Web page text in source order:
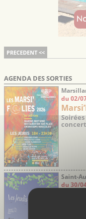
PRECEDENT <<
AGENDA DES SORTIES
du 02/
Saint-
du 30/
Les